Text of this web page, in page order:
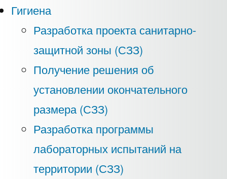
Гигиена
Разработка проекта санитарно-
защитной зоны (СЗЗ)
Получение решения об
установлении окончательного
размера (СЗЗ)
Разработка программы
лабораторных испытаний на
территории (СЗЗ)